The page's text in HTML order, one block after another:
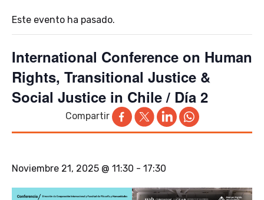
Este evento ha pasado.
International Conference on Human
Rights, Transitional Justice &
Social Justice in Chile / Día 2
Compartir
Noviembre 21, 2025 @ 11:30 - 17:30